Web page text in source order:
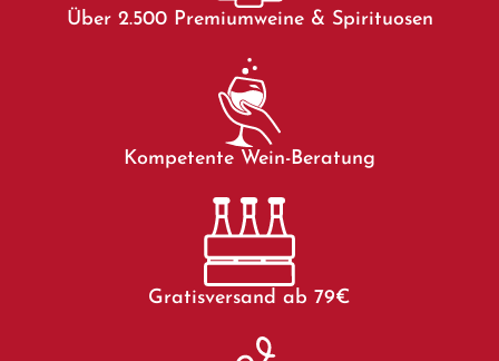
Über 2.500 Premiumweine & Spirituosen
Kompetente Wein-Beratung
Gratisversand ab 79€